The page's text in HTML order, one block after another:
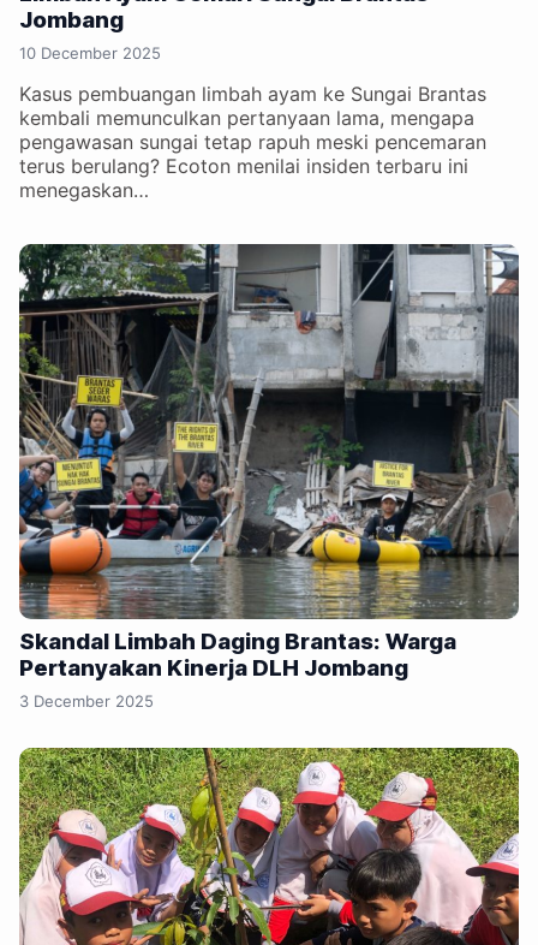
Jombang
10 December 2025
Kasus pembuangan limbah ayam ke Sungai Brantas
kembali memunculkan pertanyaan lama, mengapa
pengawasan sungai tetap rapuh meski pencemaran
terus berulang? Ecoton menilai insiden terbaru ini
menegaskan…
Skandal Limbah Daging Brantas: Warga
Pertanyakan Kinerja DLH Jombang
3 December 2025